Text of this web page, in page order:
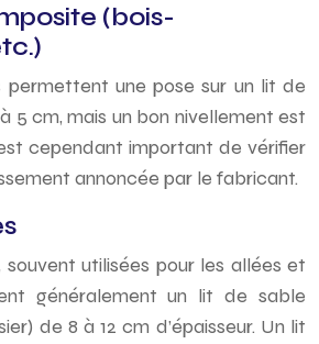
(bois-
permettent une pose sur un lit de
5 cm, mais un bon nivellement est
cependant important de vérifier
annoncée par le fabricant.
utilisées pour les allées et
généralement un lit de sable
de 8 à 12 cm d’épaisseur. Un lit